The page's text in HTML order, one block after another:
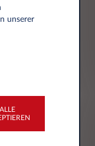
sachliche
der
ist nicht
von
15/3/6,
unserer
ALLE